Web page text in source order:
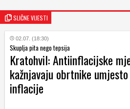
SLIČNE VIJESTI
02.07. (18:30)
Skuplja pita nego tepsija
Kratohvil: Antiinflacijske
kažnjavaju obrtnike
inflacije